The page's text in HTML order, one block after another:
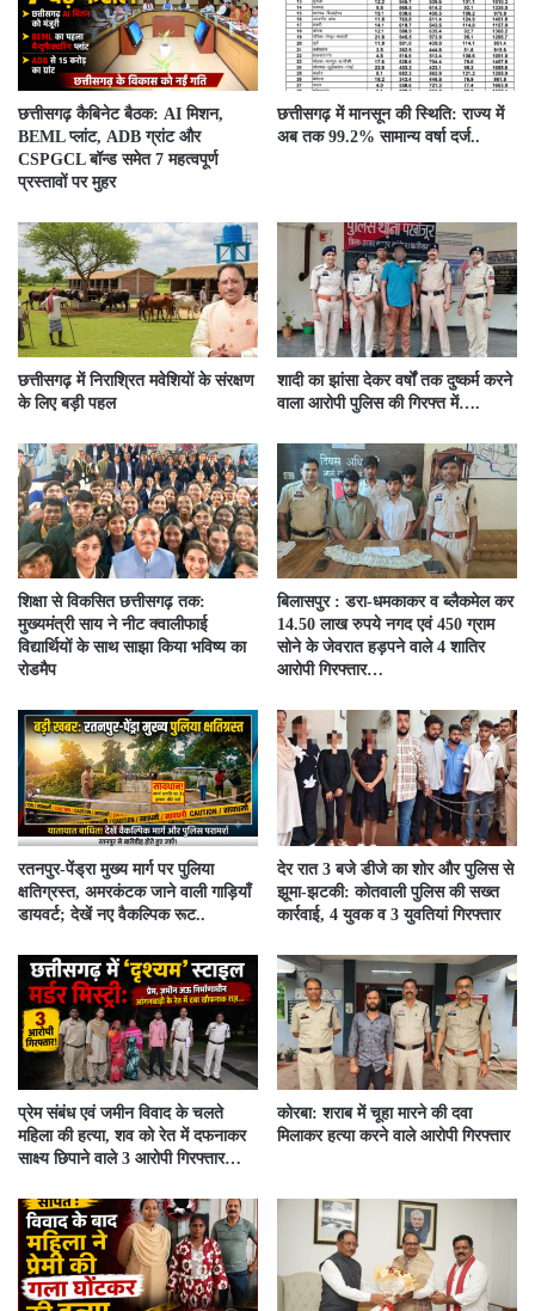
छत्तीसगढ़ कैबिनेट बैठक: AI मिशन,
BEML प्लांट, ADB ग्रांट और
CSPGCL बॉन्ड समेत 7 महत्वपूर्ण
प्रस्तावों पर मुहर
छत्तीसगढ़ में मानसून की स्थिति: राज्य में
अब तक 99.2% सामान्य वर्षा दर्ज..
छत्तीसगढ़ में निराश्रित मवेशियों के संरक्षण
के लिए बड़ी पहल
शादी का झांसा देकर वर्षों तक दुष्कर्म करने
वाला आरोपी पुलिस की गिरफ्त में….
शिक्षा से विकसित छत्तीसगढ़ तक:
मुख्यमंत्री साय ने नीट क्वालीफाई
विद्यार्थियों के साथ साझा किया भविष्य का
रोडमैप
बिलासपुर : डरा-धमकाकर व ब्लैकमेल कर
14.50 लाख रुपये नगद एवं 450 ग्राम
सोने के जेवरात हड़पने वाले 4 शातिर
आरोपी गिरफ्तार…
रतनपुर-पेंड्रा मुख्य मार्ग पर पुलिया
क्षतिग्रस्त, अमरकंटक जाने वाली गाड़ियाँ
डायवर्ट; देखें नए वैकल्पिक रूट..
देर रात 3 बजे डीजे का शोर और पुलिस से
झूमा-झटकी: कोतवाली पुलिस की सख्त
कार्रवाई, 4 युवक व 3 युवतियां गिरफ्तार
प्रेम संबंध एवं जमीन विवाद के चलते
महिला की हत्या, शव को रेत में दफनाकर
साक्ष्य छिपाने वाले 3 आरोपी गिरफ्तार…
कोरबा: शराब में चूहा मारने की दवा
मिलाकर हत्या करने वाले आरोपी गिरफ्तार